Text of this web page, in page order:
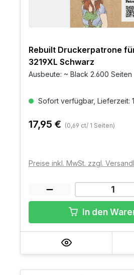
Rebuilt Druckerpatrone
3219XL Schwarz
Ausbeute: ~ Black 2.600 Seiten
Sofort verfügbar, Lieferzeit:
17,95 € (0,69 ct/ 1 Seiten)
Preise inkl. MwSt. zzgl.
In den